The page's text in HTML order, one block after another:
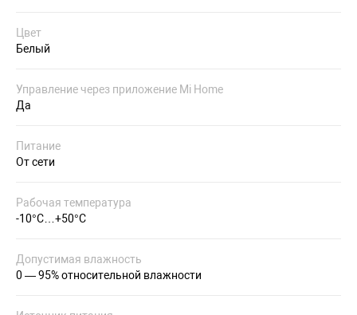
Цвет
Белый
Управление через приложение Mi Home
Да
Питание
От сети
Рабочая температура
-10°С…+50°С
Допустимая влажность
0 — 95% относительной влажности